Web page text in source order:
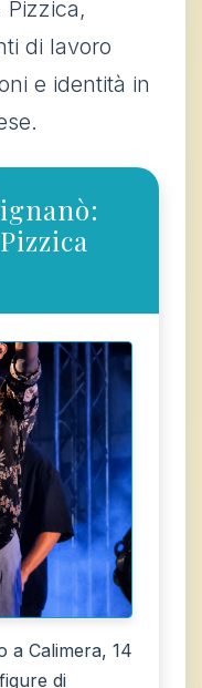
di lavoro
e identità in
a Calimera, 14
di